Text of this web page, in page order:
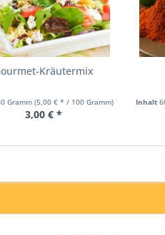
Kräutermix
Gramm(5,00 € * / 100 Gramm)
3,00 € *
Inhalt